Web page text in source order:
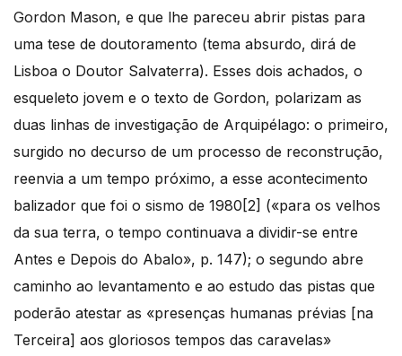
Gordon Mason, e que lhe pareceu abrir pistas para
uma tese de doutoramento (tema absurdo, dirá de
Lisboa o Doutor Salvaterra). Esses dois achados, o
esqueleto jovem e o texto de Gordon, polarizam as
duas linhas de investigação de Arquipélago: o primeiro,
surgido no decurso de um processo de reconstrução,
reenvia a um tempo próximo, a esse acontecimento
balizador que foi o sismo de 1980[2] («para os velhos
da sua terra, o tempo continuava a dividir-se entre
Antes e Depois do Abalo», p. 147); o segundo abre
caminho ao levantamento e ao estudo das pistas que
poderão atestar as «presenças humanas prévias [na
Terceira] aos gloriosos tempos das caravelas»